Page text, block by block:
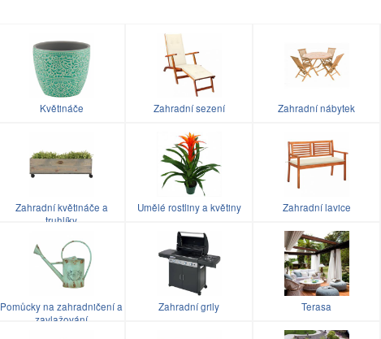
Květináče Zahradní sezení Zahradní nábytek
Zahradní květináče a
truhlíky
Umělé rostliny a květiny Zahradní lavice
Pomůcky na zahradničení a
zavlažování
Zahradní grily Terasa